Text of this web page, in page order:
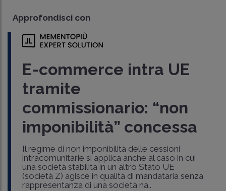
Approfondisci con
E-commerce intra UE
tramite
commissionario: “non
imponibilità” concessa
Il regime di non imponibilità delle cessioni
intracomunitarie si applica anche al caso in cui
una società stabilita in un altro Stato UE
(società Z) agisce in qualità di mandataria senza
rappresentanza di una società na..